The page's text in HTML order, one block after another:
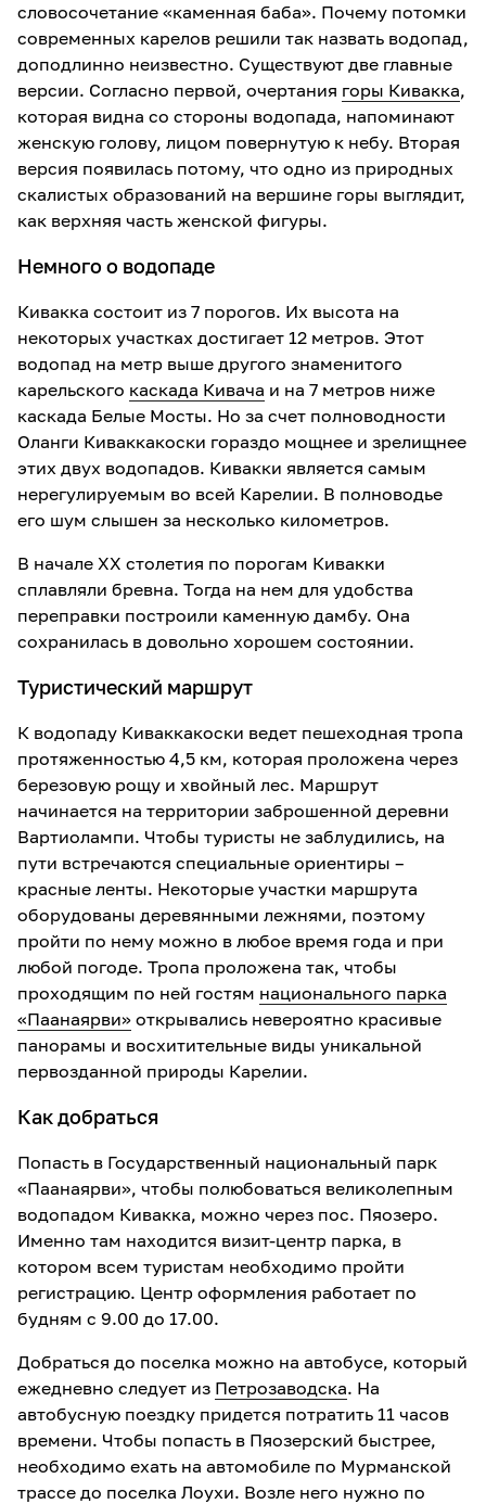
словосочетание «каменная баба». Почему потомки
современных карелов решили так назвать водопад,
доподлинно неизвестно. Существуют две главные
версии. Согласно первой, очертания горы Кивакка,
которая видна со стороны водопада, напоминают
женскую голову, лицом повернутую к небу. Вторая
версия появилась потому, что одно из природных
скалистых образований на вершине горы выглядит,
как верхняя часть женской фигуры.
Немного о водопаде
Кивакка состоит из 7 порогов. Их высота на
некоторых участках достигает 12 метров. Этот
водопад на метр выше другого знаменитого
карельского каскада Кивача и на 7 метров ниже
каскада Белые Мосты. Но за счет полноводности
Оланги Киваккакоски гораздо мощнее и зрелищнее
этих двух водопадов. Кивакки является самым
нерегулируемым во всей Карелии. В полноводье
его шум слышен за несколько километров.
В начале XX столетия по порогам Кивакки
сплавляли бревна. Тогда на нем для удобства
переправки построили каменную дамбу. Она
сохранилась в довольно хорошем состоянии.
Туристический маршрут
К водопаду Киваккакоски ведет пешеходная тропа
протяженностью 4,5 км, которая проложена через
березовую рощу и хвойный лес. Маршрут
начинается на территории заброшенной деревни
Вартиолампи. Чтобы туристы не заблудились, на
пути встречаются специальные ориентиры –
красные ленты. Некоторые участки маршрута
оборудованы деревянными лежнями, поэтому
пройти по нему можно в любое время года и при
любой погоде. Тропа проложена так, чтобы
проходящим по ней гостям национального парка
«Паанаярви» открывались невероятно красивые
панорамы и восхитительные виды уникальной
первозданной природы Карелии.
Как добраться
Попасть в Государственный национальный парк
«Паанаярви», чтобы полюбоваться великолепным
водопадом Кивакка, можно через пос. Пяозеро.
Именно там находится визит-центр парка, в
котором всем туристам необходимо пройти
регистрацию. Центр оформления работает по
будням с 9.00 до 17.00.
Добраться до поселка можно на автобусе, который
ежедневно следует из Петрозаводска. На
автобусную поездку придется потратить 11 часов
времени. Чтобы попасть в Пяозерский быстрее,
необходимо ехать на автомобиле по Мурманской
трассе до поселка Лоухи. Возле него нужно по